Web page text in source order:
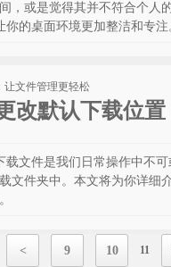
，或是觉得其并不符合个人
的桌面环境更加整洁和专注
改默认下载位
载文件是我们日常操作中不
文件夹中。本文将为你详细
< 9 10 11